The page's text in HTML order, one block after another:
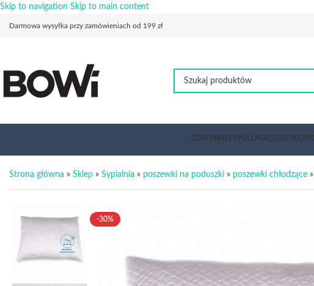
Skip to navigation Skip to main content
Darmowa wysyłka przy zamówieniach od 199 zł
ZDROWIESYPIALNIADZIECKO
Strona główna » Sklep » Sypialnia » poszewki na poduszki » poszewki chłodzące »
-30%